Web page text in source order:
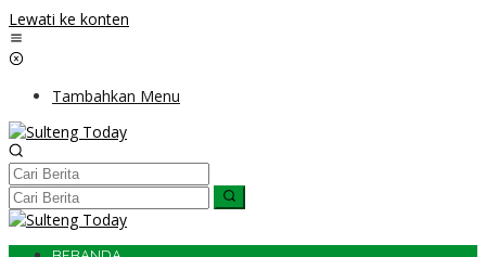
Lewati ke konten
Tambahkan Menu